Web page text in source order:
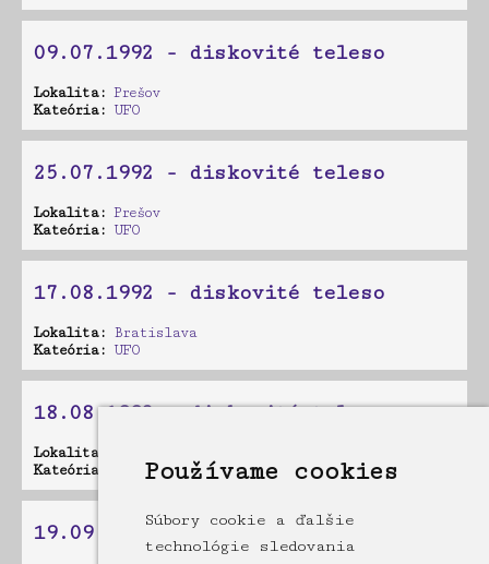
Používame cookies
Súbory cookie a ďalšie
technológie sledovania
09.07.1992 - diskovité teleso
Lokalita: Prešov
Kateória: UFO
25.07.1992 - diskovité teleso
Lokalita: Prešov
Kateória: UFO
17.08.1992 - diskovité teleso
Lokalita: Bratislava
Kateória: UFO
18.08.1992 - diskovité teleso
Lokalita:
Kateória:
19.09.1992 - diskovité teleso